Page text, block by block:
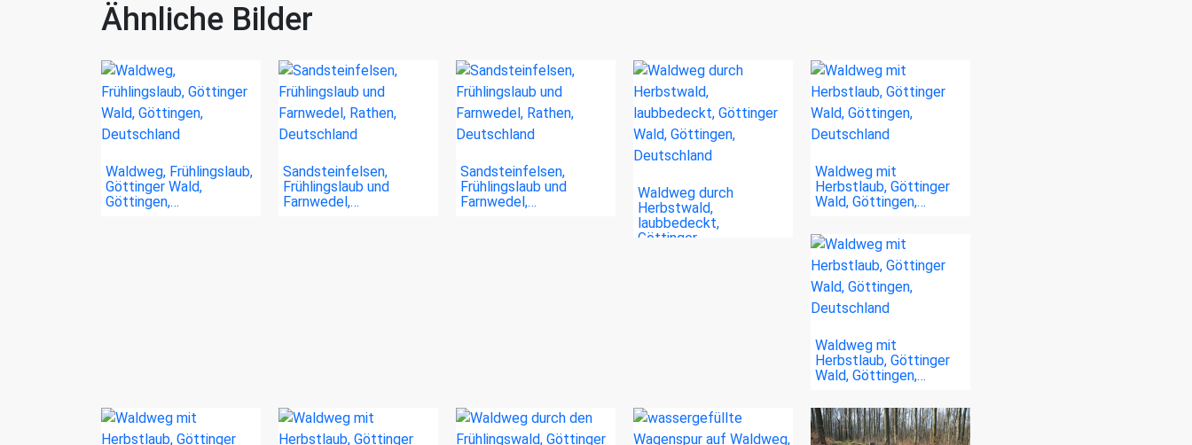
Ähnliche Bilder
Waldweg, Frühlingslaub,
Göttinger Wald,
Göttingen,…
Sandsteinfelsen,
Frühlingslaub und
Farnwedel,…
Sandsteinfelsen,
Frühlingslaub und
Farnwedel,…
Waldweg durch
Herbstwald,
laubbedeckt,
Göttinger…
Waldweg mit
Herbstlaub, Göttinger
Wald, Göttingen,…
Waldweg mit
Herbstlaub, Göttinger
Wald, Göttingen,…